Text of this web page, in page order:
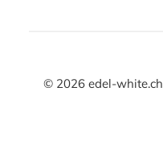
© 2026edel-white.ch